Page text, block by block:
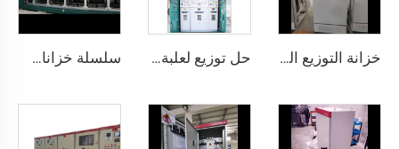
خزانة التوزيع الكهربائي منخفضة الجهد من نوع GGD حل توزيع لعلبة فروع الكابلات منخفضة الضغط 10كV سلسلة خزانات التوزيع XGN15